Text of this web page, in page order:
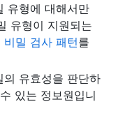
유형에 대해서만
유형이 지원되는
비밀 검사 패턴를
유효성을 판단하
있는 정보원입니